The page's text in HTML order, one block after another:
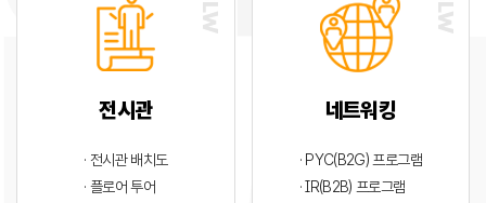
전시관
· 전시관 배치도
· 플로어 투어
네트워킹
· PYC(B2G) 프로그램
· IR(B2B) 프로그램